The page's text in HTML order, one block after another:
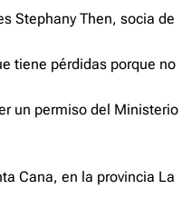
Stephany Then, socia de
tiene pérdidas porque no
un permiso del Ministerio
Cana, en la provincia La